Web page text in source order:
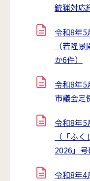
銃猟対応
令和8年5
（若隆
か6件）
令和8年5
市議会定
令和8年5
（「ふ
2026」号
令和8年4